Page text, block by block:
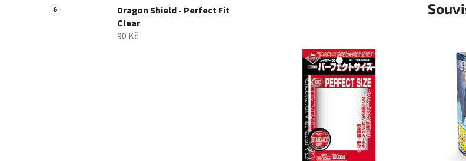
Dragon Shield - Perfect Fit
Clear
90 Kč